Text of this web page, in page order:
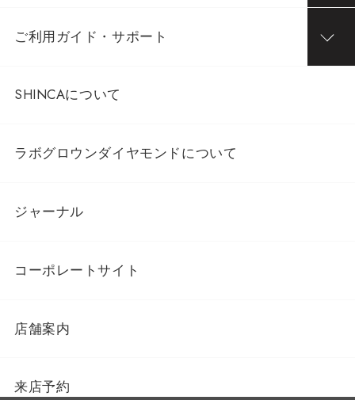
ご利用ガイド・サポート
SHINCAについて
ラボグロウンダイヤモンドについて
ジャーナル
コーポレートサイト
店舗案内
来店予約